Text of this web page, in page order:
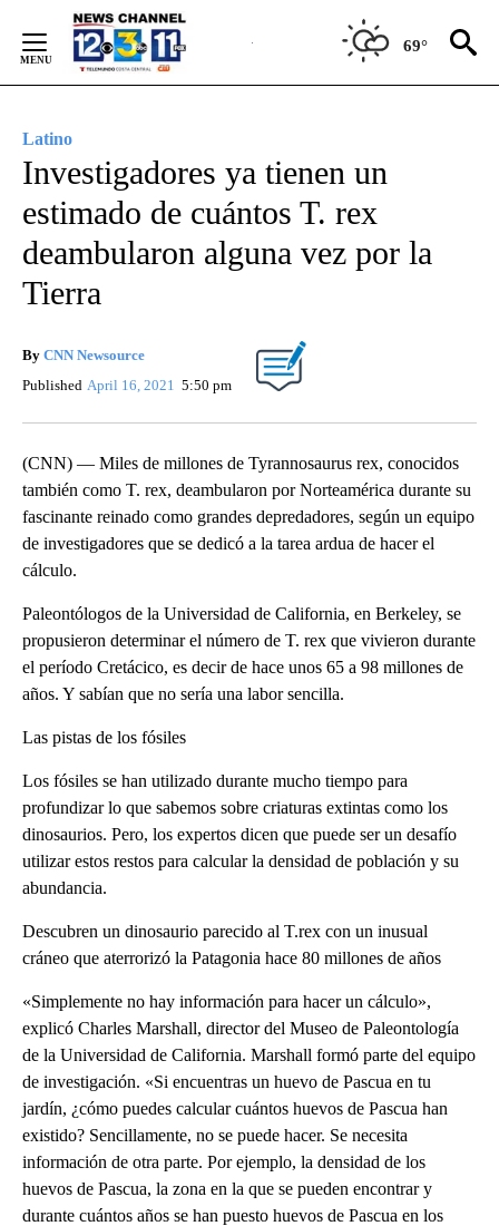
Content
69°
Latino
Investigadores ya tienen un
estimado de cuántos T. rex
deambularon alguna vez por la
Tierra
By CNN Newsource
Published April 16, 2021 5:50 pm
(CNN) — Miles de millones de Tyrannosaurus rex, conocidos
también como T. rex, deambularon por Norteamérica durante su
fascinante reinado como grandes depredadores, según un equipo
de investigadores que se dedicó a la tarea ardua de hacer el
cálculo.
Paleontólogos de la Universidad de California, en Berkeley, se
propusieron determinar el número de T. rex que vivieron durante
el período Cretácico, es decir de hace unos 65 a 98 millones de
años. Y sabían que no sería una labor sencilla.
Las pistas de los fósiles
Los fósiles se han utilizado durante mucho tiempo para
profundizar lo que sabemos sobre criaturas extintas como los
dinosaurios. Pero, los expertos dicen que puede ser un desafío
utilizar estos restos para calcular la densidad de población y su
abundancia.
Descubren un dinosaurio parecido al T.rex con un inusual
cráneo que aterrorizó la Patagonia hace 80 millones de años
«Simplemente no hay información para hacer un cálculo»,
explicó Charles Marshall, director del Museo de Paleontología
de la Universidad de California. Marshall formó parte del equipo
de investigación. «Si encuentras un huevo de Pascua en tu
jardín, ¿cómo puedes calcular cuántos huevos de Pascua han
existido? Sencillamente, no se puede hacer. Se necesita
información de otra parte. Por ejemplo, la densidad de los
huevos de Pascua, la zona en la que se pueden encontrar y
durante cuántos años se han puesto huevos de Pascua en los